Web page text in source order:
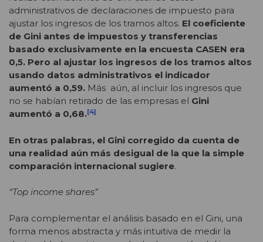
administrativos de declaraciones de impuesto para
ajustar los ingresos de los tramos altos. El coeficiente
de Gini antes de impuestos y transferencias
basado exclusivamente en la encuesta CASEN era
0,5. Pero al ajustar los ingresos de los tramos altos
usando datos administrativos el indicador
aumentó a 0,59. Más aún, al incluir los ingresos que
no se habían retirado de las empresas el Gini
aumentó a 0,68.[4]
En otras palabras, el Gini corregido da cuenta de
una realidad aún más desigual de la que la simple
comparación internacional sugiere.
“Top income shares”
Para complementar el análisis basado en el Gini, una
forma menos abstracta y más intuitiva de medir la